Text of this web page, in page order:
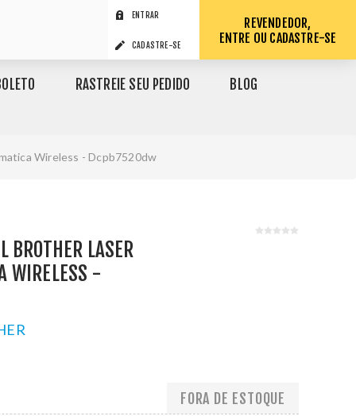
ENTRAR
CADASTRE-SE
REVENDEDOR,
ENTRE OU CADASTRE-SE
RASTREIE SEU PEDIDO BLOG
Wireless - Dcpb7520dw
BROTHER LASER
WIRELESS -
FORA DE ESTOQUE